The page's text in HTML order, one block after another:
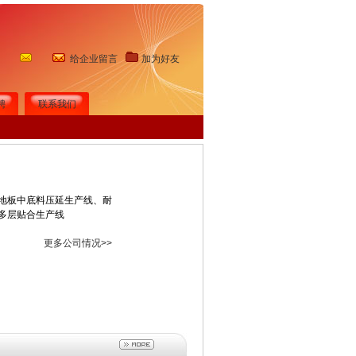
加为好友
给企业留言
联系我们
板中底料压延生产线、耐
层贴合生产线
更多公司情况>>